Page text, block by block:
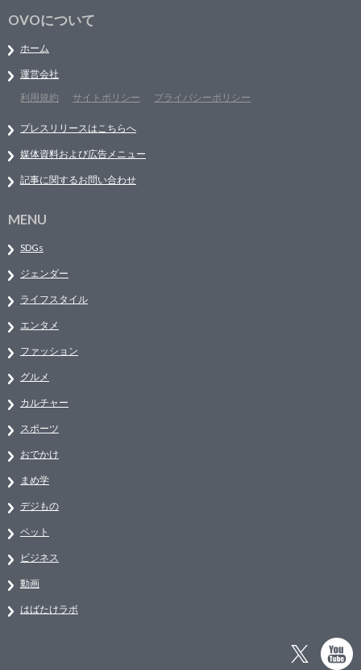
OVOについて
ホーム
運営会社
利用規約
サイトポリシー プライバシーポリシー
プレスリリースはこちらへ
媒体資料および広告メニュー
記事に関するお問い合わせ
MENU
SDGs
ジェンダー
ライフスタイル
エンタメ
ファッション
グルメ
カルチャー
スポーツ
おでかけ
まめ学
デジもの
ペット
ビジネス
動画
はばたけラボ